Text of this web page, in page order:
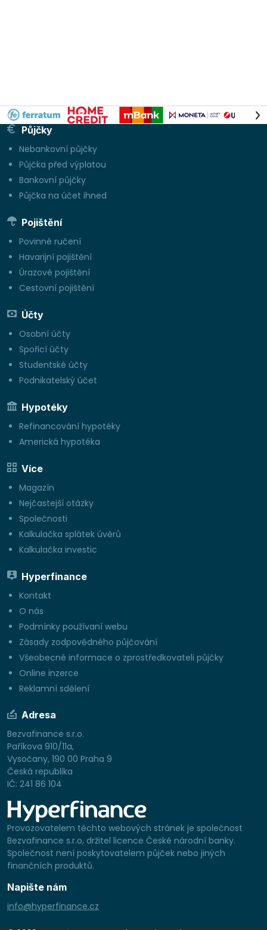
Půjčky
Nebankovní půjčky
Půjčka před výplatou
Bankovní půjčky
Půjčka na účet ihned
Pojištění
Povinné ručení
Havarijní pojištění
Úrazové pojištění
Cestovní pojištění
Účty
Osobní účty
Spořicí účty
Studentské účty
Podnikatelský účet
Hypotéky
Refinancování hypotéky
Americká hypotéka
Více
Magazín
Nejčastejší otázky
Společnosti
Kalkulačka splátek úvěrů
Kalkulačka investic
Hyperfinance
Kontakt
O nás
Podmínky používaní webu
Zásady zodpovědného půjčování
Všeobecné informace o zprostředkovateli půjčky
Online inzerce
Reklamní sdělení
Adresa
Bezvafinance s.r.o.
Paříkova 910/11a,
Vysočany, 190 00 Praha 9
Česká republika
IČ: 241 86 104
Provozovatelem těchto webových stránek je společnost
Bezvafinance s.r.o, držitel licence České národní banky.
Společnost není poskytovatelem půjček nebo jiných
finančních produktů.
Napište nám
info@hyperfinance.cz